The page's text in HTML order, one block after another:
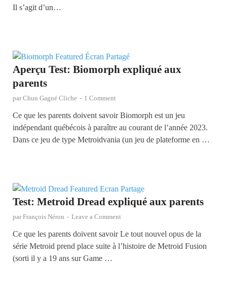
Il s’agit d’un…
Aperçu Test: Biomorph expliqué aux
parents
parChun Gagné Cliche - 1 Comment
Ce que les parents doivent savoir Biomorph est un jeu
indépendant québécois à paraître au courant de l’année 2023.
Dans ce jeu de type Metroidvania (un jeu de plateforme en …
Test: Metroid Dread expliqué aux parents
parFrançois Néron - Leave a Comment
Ce que les parents doivent savoir Le tout nouvel opus de la
série Metroid prend place suite à l’histoire de Metroid Fusion
(sorti il y a 19 ans sur Game …